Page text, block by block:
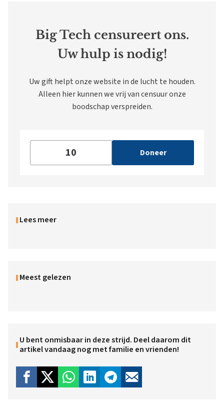
Big Tech censureert ons.
Uw hulp is nodig!
Uw gift helpt onze website in de lucht te houden.
Alleen hier kunnen we vrij van censuur onze
boodschap verspreiden.
Doneer
Lees meer
Meest gelezen
U bent onmisbaar in deze strijd. Deel daarom dit
artikel vandaag nog met familie en vrienden!